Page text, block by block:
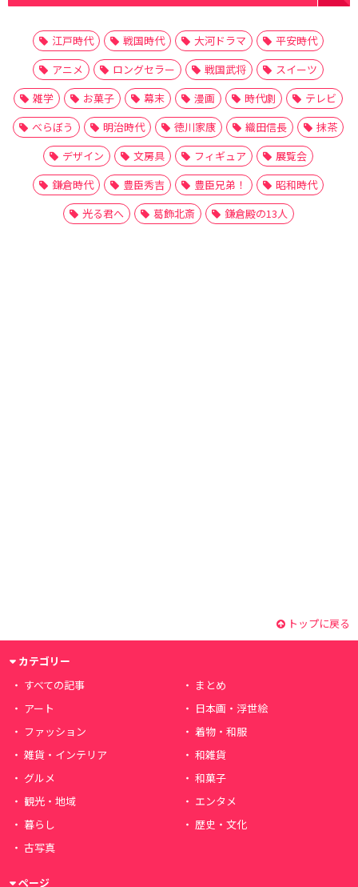
江戸時代 戦国時代 大河ドラマ
平安時代
アニメ
ロングセラー 戦国武将
スイーツ
雑学
お菓子 幕末 漫画 時代劇
テレビ
べらぼう
明治時代 徳川家康 織田信長
抹茶
デザイン
文房具 フィギュア
展覧会
鎌倉時代
豊臣秀吉 豊臣兄弟！
昭和時代
光る君へ
葛飾北斎 鎌倉殿の13人
トップに戻る
カテゴリー
すべての記事
まとめ
アート
日本画・浮世絵
ファッション
着物・和服
雑貨・インテリア
和雑貨
グルメ
和菓子
観光・地域
エンタメ
暮らし
歴史・文化
古写真
ページ